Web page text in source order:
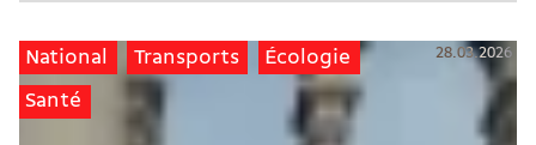
National Transports Écologie
Santé
28.03.2026